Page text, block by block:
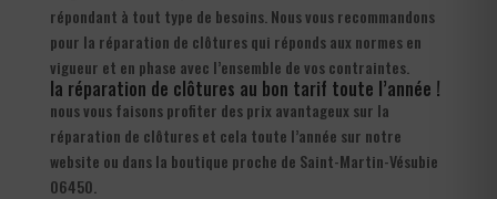
répondant à tout type de besoins. Nous vous recommandons
pour la réparation de clôtures qui réponds aux normes en
vigueur et en phase avec l’ensemble de vos contraintes.
la réparation de clôtures au bon tarif toute l’année !
nous vous faisons profiter des prix avantageux sur la
réparation de clôtures et cela toute l’année sur notre
website ou dans la boutique proche de Saint-Martin-Vésubie
06450.